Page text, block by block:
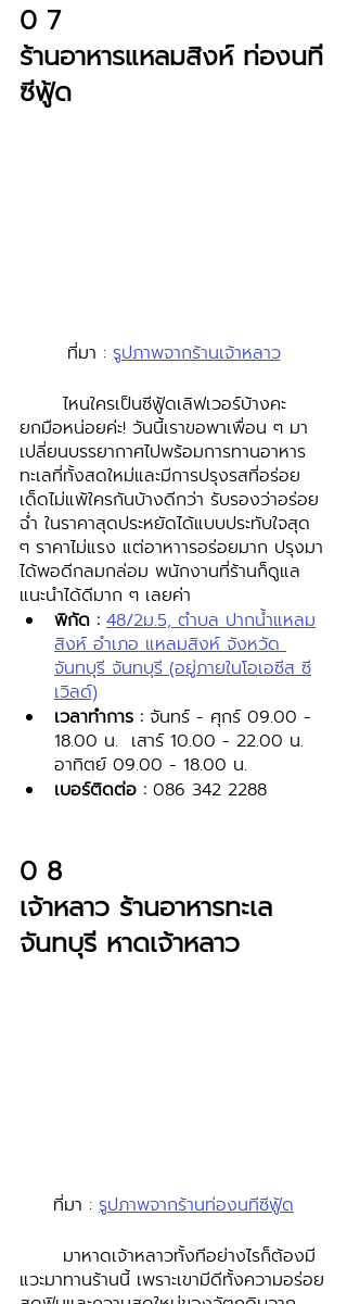
0 7
ร้านอาหารแหลมสิงห์ ท่องนที
ซีฟู้ด
ที่มา : รูปภาพจากร้านเจ้าหลาว
ยกมือหน่อยค่ะ! วันนี้เราขอพาเพื่อน ๆ มา
เปลี่ยนบรรยากาศไปพร้อมการทานอาหาร
ทะเลที่ทั้งสดใหม่และมีการปรุงรสที่อร่อย
เด็ดไม่แพ้ใครกันบ้างดีกว่า รับรองว่าอร่อย
ฉ่ำ ในราคาสุดประหยัดได้แบบประทับใจสุด
ๆ ราคาไม่แรง แต่อาหาารอร่อยมาก ปรุงมา
ได้พอดีกลมกล่อม พนักงานที่ร้านก็ดูแล
แนะนำได้ดีมาก ๆ เลยค่า
พิกัด : 48/2ม.5, ตำบล ปากน้ำแหลม
สิงห์ อำเภอ แหลมสิงห์ จังหวัด
จันทบุรี จันทบุรี (อยู่ภายในโอเอซีส ซี
เวิลด์)
เวลาทำการ : จันทร์ - ศุกร์ 09.00 -
18.00 น.  เสาร์ 10.00 - 22.00 น.
อาทิตย์ 09.00 - 18.00 น.
เบอร์ติดต่อ : 086 342 2288
0 8
เจ้าหลาว ร้านอาหารทะเล
จันทบุรี หาดเจ้าหลาว
ที่มา : รูปภาพจากร้านท่องนทีซีฟู้ด
แวะมาทานร้านนี้ เพราะเขามีดีทั้งความอร่อย